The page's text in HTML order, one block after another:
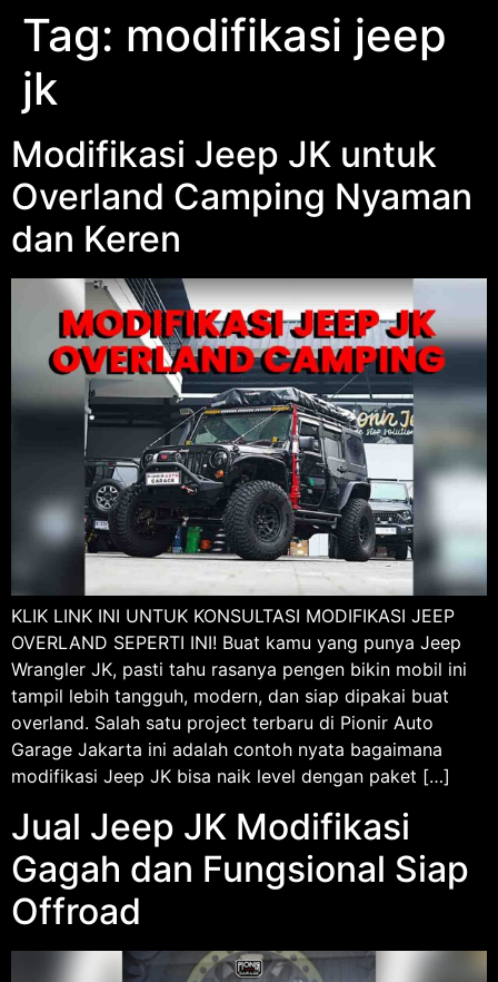
Tag: modifikasi jeep
jk
Modifikasi Jeep JK untuk
Overland Camping Nyaman
dan Keren
KLIK LINK INI UNTUK KONSULTASI MODIFIKASI JEEP
OVERLAND SEPERTI INI! Buat kamu yang punya Jeep
Wrangler JK, pasti tahu rasanya pengen bikin mobil ini
tampil lebih tangguh, modern, dan siap dipakai buat
overland. Salah satu project terbaru di Pionir Auto
Garage Jakarta ini adalah contoh nyata bagaimana
modifikasi Jeep JK bisa naik level dengan paket […]
Jual Jeep JK Modifikasi
Gagah dan Fungsional Siap
Offroad